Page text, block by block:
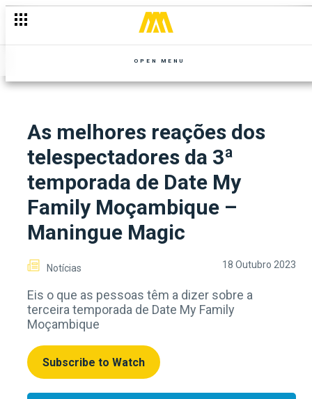
OPEN MENU
As melhores reações dos
telespectadores da 3ª
temporada de Date My
Family Moçambique –
Maningue Magic
Notícias 18 Outubro 2023
Eis o que as pessoas têm a dizer sobre a
terceira temporada de Date My Family
Moçambique
Subscribe to Watch
A magia de Outubro: Reis africanos, grandes casamentos e